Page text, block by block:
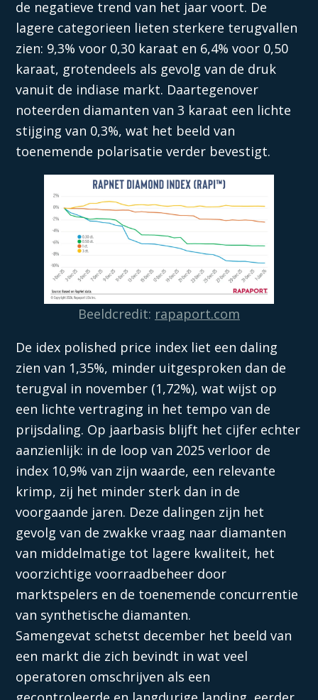
de negatieve trend van het jaar voort. De
lagere categorieen lieten sterkere terugvallen
zien: 9,3% voor 0,30 karaat en 6,4% voor 0,50
karaat, grotendeels als gevolg van de druk
vanuit de indiase markt. Daartegenover
noteerden diamanten van 3 karaat een lichte
stijging van 0,3%, wat het beeld van
toenemende polarisatie verder bevestigt.
Beeldcredit: rapaport.com
De idex polished price index liet een daling
zien van 1,35%, minder uitgesproken dan de
terugval in november (1,72%), wat wijst op
een lichte vertraging in het tempo van de
prijsdaling. Op jaarbasis blijft het cijfer echter
aanzienlijk: in de loop van 2025 verloor de
index 10,9% van zijn waarde, een relevante
krimp, zij het minder sterk dan in de
voorgaande jaren. Deze dalingen zijn het
gevolg van de zwakke vraag naar diamanten
van middelmatige tot lagere kwaliteit, het
voorzichtige voorraadbeheer door
marktspelers en de toenemende concurrentie
van synthetische diamanten.
Samengevat schetst december het beeld van
een markt die zich bevindt in wat veel
operatoren omschrijven als een